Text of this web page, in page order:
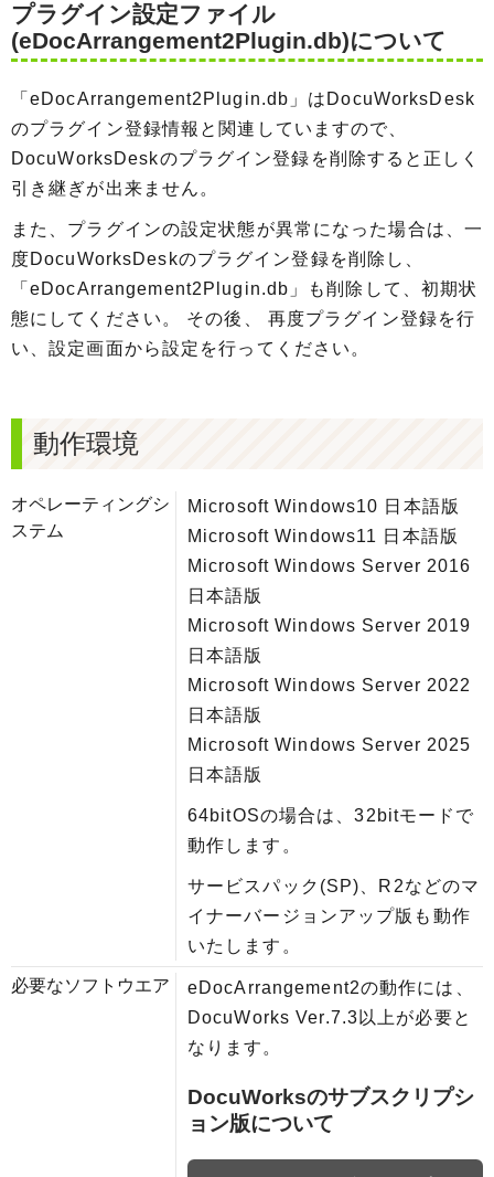
プラグイン設定ファイル
(eDocArrangement2Plugin.db)について
「eDocArrangement2Plugin.db」はDocuWorksDesk
のプラグイン登録情報と関連していますので、
DocuWorksDeskのプラグイン登録を削除すると正しく
引き継ぎが出来ません。
また、プラグインの設定状態が異常になった場合は、一
度DocuWorksDeskのプラグイン登録を削除し、
「eDocArrangement2Plugin.db」も削除して、初期状
態にしてください。 その後、 再度プラグイン登録を行
い、設定画面から設定を行ってください。
動作環境
オペレーティングシ
ステム
Microsoft Windows10 日本語版
Microsoft Windows11 日本語版
Microsoft Windows Server 2016
日本語版
Microsoft Windows Server 2019
日本語版
Microsoft Windows Server 2022
日本語版
Microsoft Windows Server 2025
日本語版
64bitOSの場合は、32bitモードで
動作します。
サービスパック(SP)、R2などのマ
イナーバージョンアップ版も動作
いたします。
必要なソフトウエア
eDocArrangement2の動作には、
DocuWorks Ver.7.3以上が必要と
なります。
DocuWorksのサブスクリプシ
ョン版について